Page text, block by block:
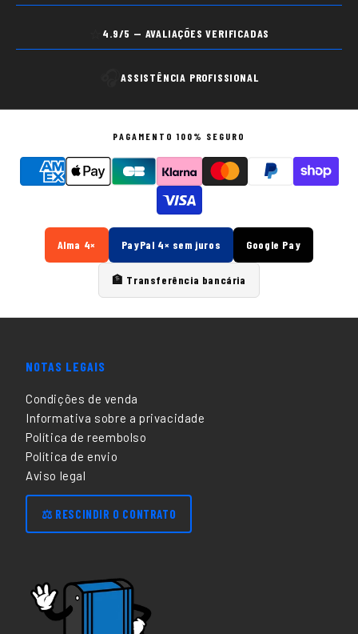
4.9/5 — AVALIAÇÕES VERIFICADAS
🎧ASSISTÊNCIA PROFISSIONAL
PAGAMENTO 100% SEGURO
Alma 4× PayPal 4× sem juros Google Pay
🏦 Transferência bancária
NOTAS LEGAIS
Condições de venda
Informativa sobre a privacidade
Política de reembolso
Política de envio
Aviso legal
⚖️ RESCINDIR O CONTRATO